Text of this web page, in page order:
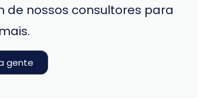
de nossos consultores para
gente